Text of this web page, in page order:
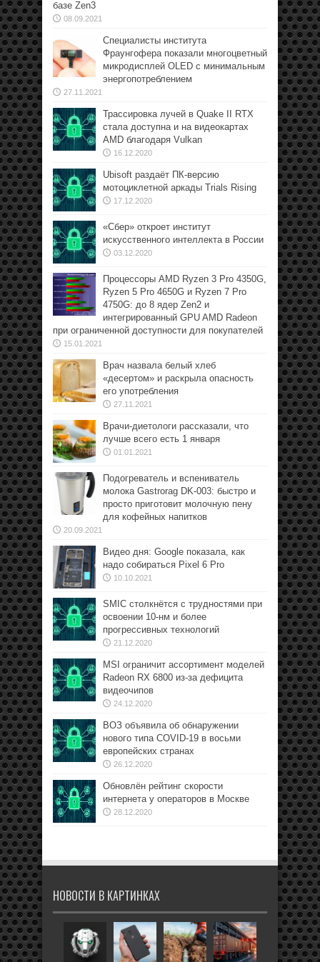
базе Zen3
08.09.2021
Специалисты института
Фраунгофера показали многоцветный
микродисплей OLED с минимальным
энергопотреблением
27.11.2021
Трассировка лучей в Quake II RTX
стала доступна и на видеокартах
AMD благодаря Vulkan
16.12.2020
Ubisoft раздаёт ПК-версию
мотоциклетной аркады Trials Rising
17.12.2020
«Сбер» откроет институт
искусственного интеллекта в России
03.12.2020
Процессоры AMD Ryzen 3 Pro 4350G,
Ryzen 5 Pro 4650G и Ryzen 7 Pro
4750G: до 8 ядер Zen2 и
интегрированный GPU AMD Radeon
при ограниченной доступности для покупателей
15.01.2021
Врач назвала белый хлеб
«десертом» и раскрыла опасность
его употребления
27.11.2021
Врачи-диетологи рассказали, что
лучше всего есть 1 января
01.01.2021
Подогреватель и вспениватель
молока Gastrorag DK-003: быстро и
просто приготовит молочную пену
для кофейных напитков
20.09.2021
Видео дня: Google показала, как
надо собираться Pixel 6 Pro
10.10.2021
SMIC столкнётся с трудностями при
освоении 10-нм и более
прогрессивных технологий
21.12.2020
MSI ограничит ассортимент моделей
Radeon RX 6800 из-за дефицита
видеочипов
24.12.2020
ВОЗ объявила об обнаружении
нового типа COVID-19 в восьми
европейских странах
26.12.2020
Обновлён рейтинг скорости
интернета у операторов в Москве
28.12.2020
НОВОСТИ В КАРТИНКАХ